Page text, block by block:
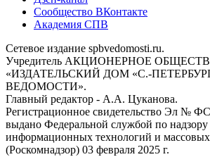
Сообщество ВКонтакте
Академия СПВ
Сетевое издание spbvedomosti.ru.
Учредитель АКЦИОНЕРНОЕ
«ИЗДАТЕЛЬСКИЙ ДОМ «С.-
ВЕДОМОСТИ».
Главный редактор - А.А. Цуканова.
Регистрационное свидетельство Эл №
выдано Федеральной службой по надзору
информационных технологий и
(Роскомнадзор) 03 февраля 2025 г.